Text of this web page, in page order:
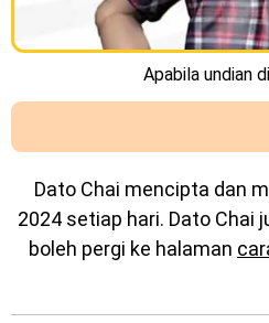
Apabila undian
Dato Chai mencipta dan
2024 setiap hari. Dato Chai
boleh pergi ke halaman